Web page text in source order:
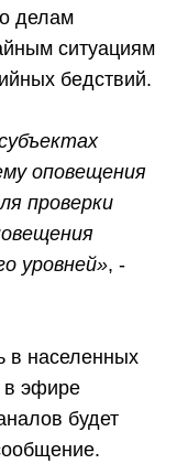
делам
ситуациям
бедствий.
оповещения
проверки
уровней», -
в населенных
в эфире
будет